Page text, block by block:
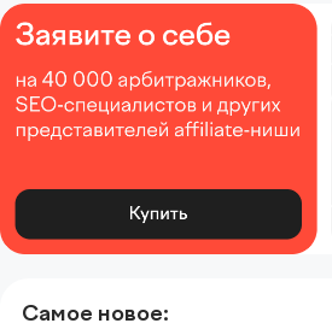
Самое новое: